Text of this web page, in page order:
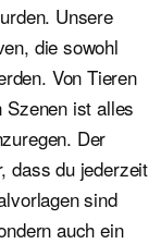
Unsere
die sowohl
Von Tieren
Szenen ist alles
Der
dass du jederzeit
sind
auch ein